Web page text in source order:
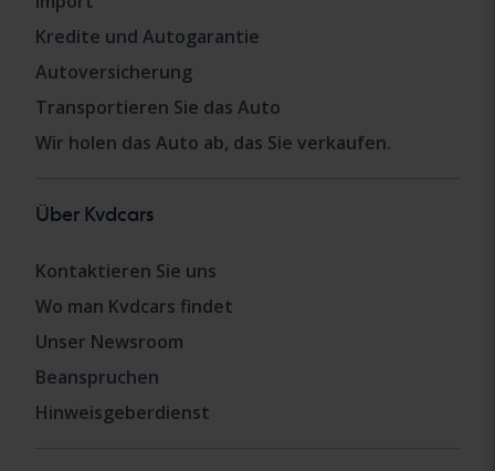
Kredite und Autogarantie
Autoversicherung
Transportieren Sie das Auto
Wir holen das Auto ab, das Sie verkaufen.
Über Kvdcars
Kontaktieren Sie uns
Wo man Kvdcars findet
Unser Newsroom
Beanspruchen
Hinweisgeberdienst